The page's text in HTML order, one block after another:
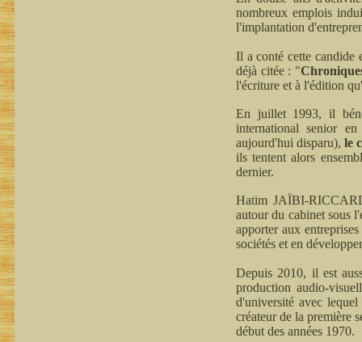
nombreux emplois
l'implantation
Il a conté cette candide
déjà citée : "
l'écriture et à l'édition
En juillet 1993, il
international senior
aujourd'hui disparu), le
ils tentent alors
dernier.
Hatim JAÏBI-
autour du cabinet sous
apporter aux
sociétés et en
Depuis 2010, il est
production audio-
d'université avec
créateur de la première
début des années 1970.